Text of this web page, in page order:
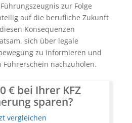
zur Folge
auf die berufliche Zukunft
Konsequenzen
sich über legale
zu informieren und
Führerschein nachzuholen.
€ bei Ihrer KFZ
sparen?
vergleichen